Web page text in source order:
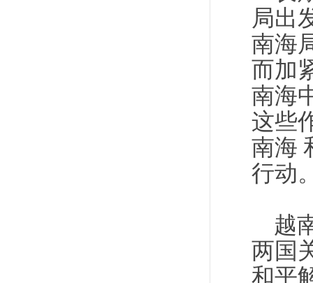
局出
南海
而加
南海
这些
南海
行动
越
两国
和平